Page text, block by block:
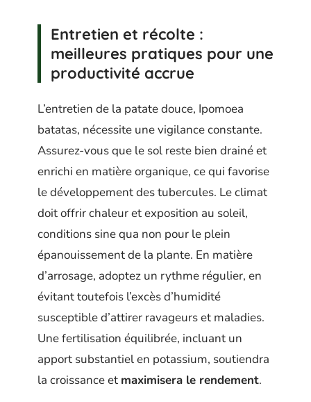
Entretien et récolte :
meilleures pratiques pour une
productivité accrue
L’entretien de la patate douce, Ipomoea
batatas, nécessite une vigilance constante.
Assurez-vous que le sol reste bien drainé et
enrichi en matière organique, ce qui favorise
le développement des tubercules. Le climat
doit offrir chaleur et exposition au soleil,
conditions sine qua non pour le plein
épanouissement de la plante. En matière
d’arrosage, adoptez un rythme régulier, en
évitant toutefois l’excès d’humidité
susceptible d’attirer ravageurs et maladies.
Une fertilisation équilibrée, incluant un
apport substantiel en potassium, soutiendra
la croissance et maximisera le rendement.